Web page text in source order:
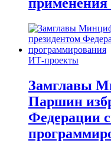
ИТ-проекты
Замглавы
Паршин
Федерации